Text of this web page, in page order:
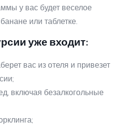
у вас будет веселое
или таблетке.
уже входит:
вас из отеля и привезет
включая безалкогольные